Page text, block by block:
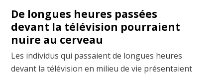
De longues heures passées
devant la télévision pourraient
nuire au cerveau
Les individus qui passaient de longues heures
devant la télévision en milieu de vie présentaient